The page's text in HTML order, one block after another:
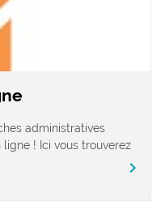
administratives
! Ici vous trouverez
chevron_right